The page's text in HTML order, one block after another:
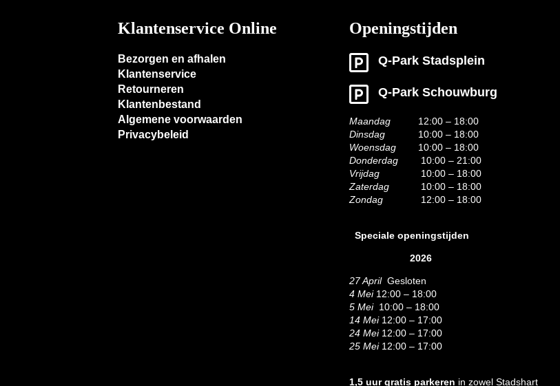
Klantenservice Online
Bezorgen en afhalen
Klantenservice
Retourneren
Klantenbestand
Algemene voorwaarden
Privacybeleid
Openingstijden
Q-Park Stadsplein
Q-Park Schouwburg
Maandag
12:00 – 18:00
Dinsdag
10:00 – 18:00
Woensdag
10:00 – 18:00
Donderdag
10:00 – 21:00
Vrijdag
10:00 – 18:00
Zaterdag
10:00 – 18:00
Zondag
12:00 – 18:00
Speciale openingstijden
2026
27 AprilGesloten
4 Mei12:00 – 18:00
5 Mei10:00 – 18:00
14 Mei12:00 – 17:00
24 Mei12:00 – 17:00
25 Mei 12:00 – 17:00
1,5 uur gratis parkeren in zowel Stadshart